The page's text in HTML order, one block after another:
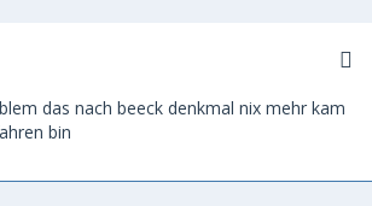
das nach beeck denkmal nix mehr kam
bin